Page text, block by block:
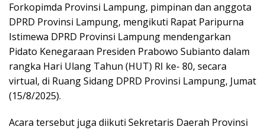
Forkopimda Provinsi Lampung, pimpinan dan anggota
DPRD Provinsi Lampung, mengikuti Rapat Paripurna
Istimewa DPRD Provinsi Lampung mendengarkan
Pidato Kenegaraan Presiden Prabowo Subianto dalam
rangka Hari Ulang Tahun (HUT) RI ke- 80, secara
virtual, di Ruang Sidang DPRD Provinsi Lampung, Jumat
(15/8/2025).
Acara tersebut juga diikuti Sekretaris Daerah Provinsi